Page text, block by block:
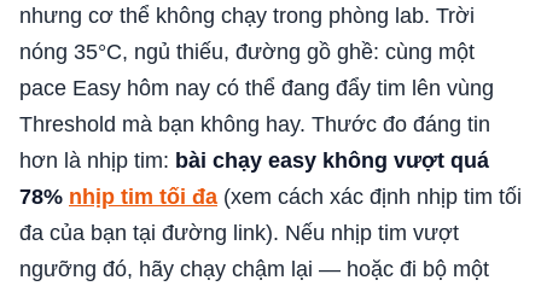
nhưng cơ thể không chạy trong phòng lab. Trời
nóng 35°C, ngủ thiếu, đường gồ ghề: cùng một
pace Easy hôm nay có thể đang đẩy tim lên vùng
Threshold mà bạn không hay. Thước đo đáng tin
hơn là nhịp tim: bài chạy easy không vượt quá
78% nhịp tim tối đa (xem cách xác định nhịp tim tối
đa của bạn tại đường link). Nếu nhịp tim vượt
ngưỡng đó, hãy chạy chậm lại — hoặc đi bộ một